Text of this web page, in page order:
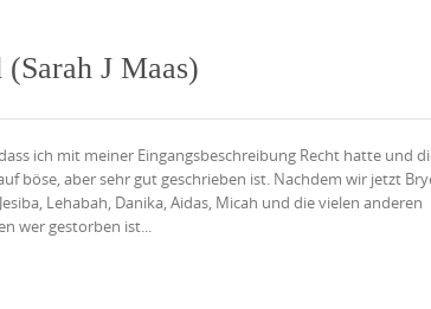
J Maas)
ich mit meiner Eingangsbeschreibung Recht hatte und
böse, aber sehr gut geschrieben ist. Nachdem wir jetzt
Lehabah, Danika, Aidas, Micah und die vielen anderen
wer gestorben ist...